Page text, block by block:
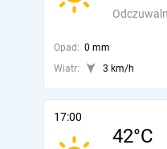
Opad: 0 mm
Wiatr:
3 km/h
17:00
42°C